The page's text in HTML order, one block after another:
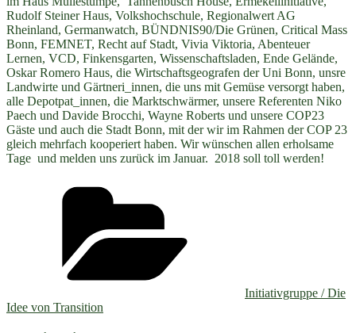
Rudolf Steiner Haus, Volkshochschule, Regionalwert AG
Rheinland, Germanwatch, BÜNDNIS90/Die Grünen, Critical Mass
Bonn, FEMNET, Recht auf Stadt, Vivia Viktoria, Abenteuer
Lernen, VCD, Finkensgarten, Wissenschaftsladen, Ende Gelände,
Oskar Romero Haus, die Wirtschaftsgeografen der Uni Bonn, unsre
Landwirte und Gärtneri_innen, die uns mit Gemüse versorgt haben,
alle Depotpat_innen, die Marktschwärmer, unsere Referenten Niko
Paech und Davide Brocchi, Wayne Roberts und unsere COP23
Gäste und auch die Stadt Bonn, mit der wir im Rahmen der COP 23
gleich mehrfach kooperiert haben. Wir wünschen allen erholsame
Tage und melden uns zurück im Januar. 2018 soll toll werden!
Initiativgruppe / Die
Idee von Transition